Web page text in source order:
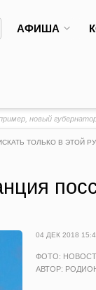
АФИША
ТОЛЬКО В ЭТОЙ
04 ДЕК 2018
ФОТО:
АВТОР: